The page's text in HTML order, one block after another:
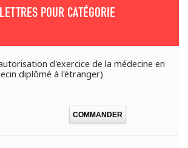
POUR CATÉGORIE
d'exercice de la médecine en
diplômé à l'étranger)
COMMANDER